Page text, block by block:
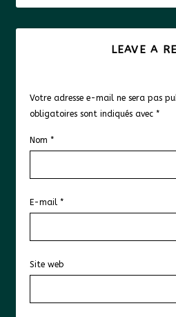
LEAVE A
Votre adresse e-mail ne sera pas
obligatoires sont indiqués avec *
Nom *
E-mail *
Site web